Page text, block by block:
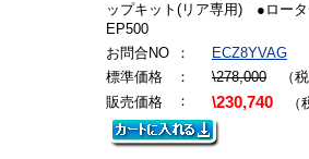
ップキット(リア専用) ●ロー
EP500
お問合NO
：
ECZ8YVAG
標準価格
： \278,000 （税
販売価格
： \230,740 （